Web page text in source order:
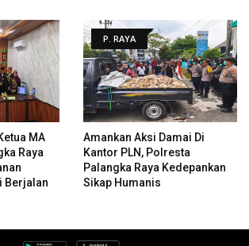
MA
Raya
Berjalan
P. RAYA
Amankan Aksi Damai Di
Kantor PLN, Polresta
Palangka Raya Kedepankan
Sikap Humanis